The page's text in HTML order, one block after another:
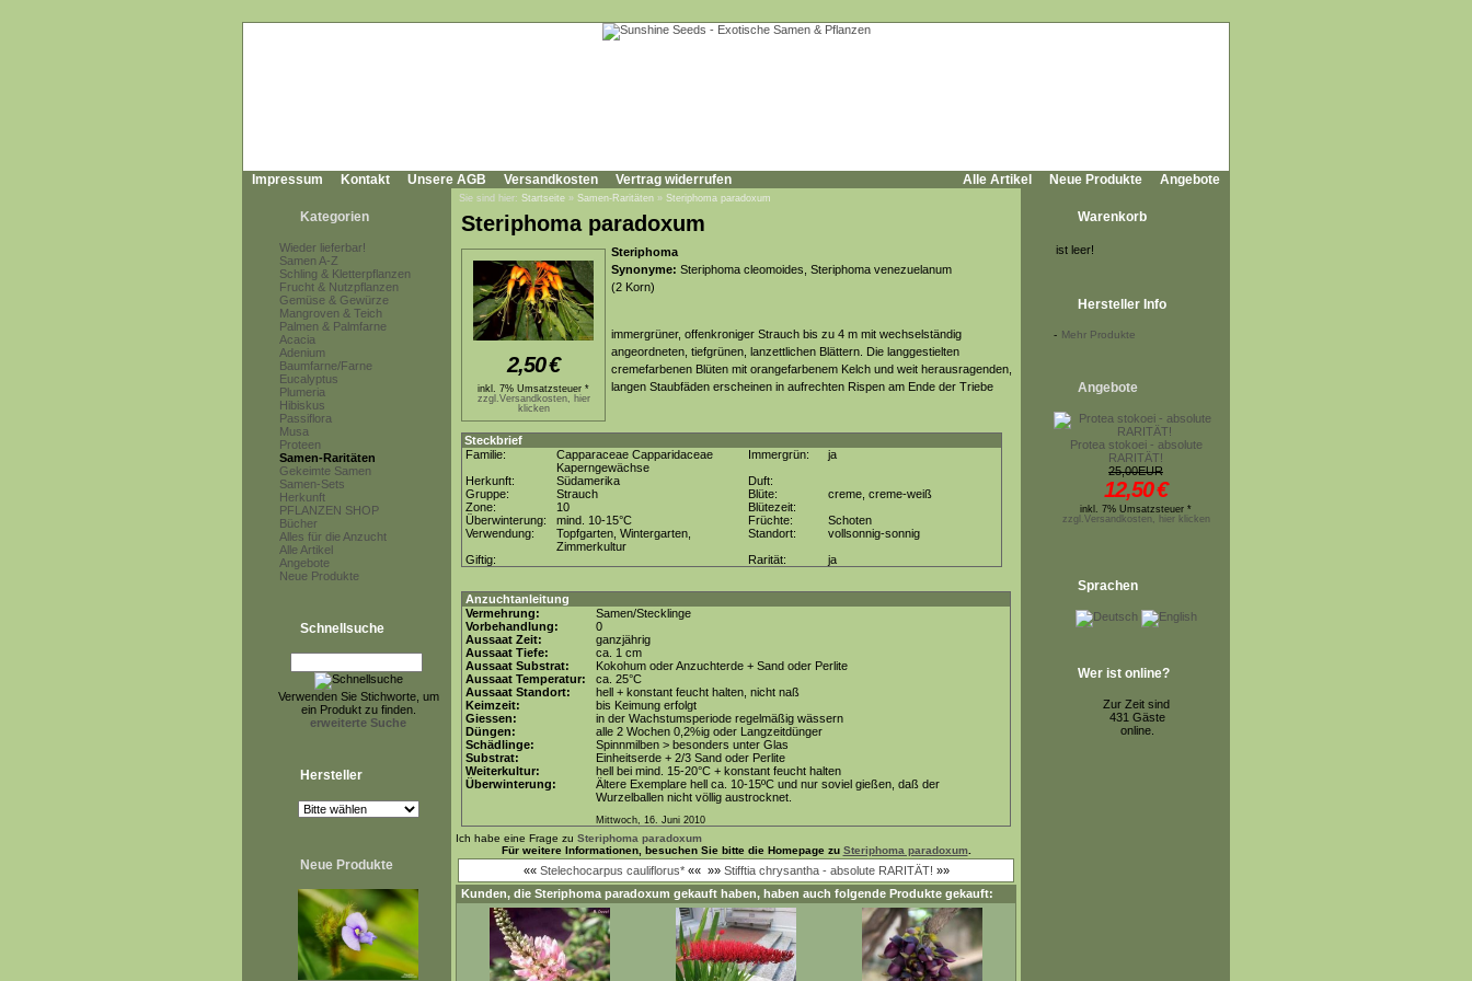
Impressum Kontakt Unsere AGB Versandkosten Vertrag widerrufen Alle Artikel Neue Produkte Angebote
Kategorien
Wieder lieferbar!
Samen A-Z
Schling & Kletterpflanzen
Frucht & Nutzpflanzen
Gemüse & Gewürze
Mangroven & Teich
Palmen & Palmfarne
Acacia
Adenium
Baumfarne/Farne
Eucalyptus
Plumeria
Hibiskus
Passiflora
Musa
Proteen
Samen-Raritäten
Gekeimte Samen
Samen-Sets
Herkunft
PFLANZEN SHOP
Bücher
Alles für die Anzucht
Alle Artikel
Angebote
Neue Produkte
Schnellsuche
Verwenden Sie Stichworte, um
ein Produkt zu finden.
erweiterte Suche
Hersteller
Neue Produkte
Sie sind hier: Startseite » Samen-Raritäten » Steriphoma paradoxum
Steriphoma paradoxum
2,50€
inkl. 7% Umsatzsteuer *
zzgl.Versandkosten, hier
klicken
Steriphoma
Synonyme: Steriphoma cleomoides, Steriphoma venezuelanum
(2 Korn)
immergrüner, offenkroniger Strauch bis zu 4 m mit wechselständig
angeordneten, tiefgrünen, lanzettlichen Blättern. Die langgestielten
cremefarbenen Blüten mit orangefarbenem Kelch und weit herausragenden,
langen Staubfäden erscheinen in aufrechten Rispen am Ende der Triebe
Steckbrief
Familie:
Capparaceae Capparidaceae
Kaperngewächse
Immergrün:
ja
Herkunft:
Südamerika
Duft:
Gruppe:
Strauch Blüte:
creme, creme-weiß
Zone:
10
Blütezeit:
Überwinterung:
mind. 10-15°C Früchte:
Schoten
Verwendung:
Topfgarten, Wintergarten,
Zimmerkultur
Standort:
vollsonnig-sonnig
Giftig:
Rarität: ja
Anzuchtanleitung
Vermehrung:
Samen/Stecklinge
Vorbehandlung:
0
Aussaat Zeit:
ganzjährig
Aussaat Tiefe:
ca. 1 cm
Aussaat Substrat:
Kokohum oder Anzuchterde + Sand oder Perlite
Aussaat Temperatur:
ca. 25°C
Aussaat Standort:
hell + konstant feucht halten, nicht naß
Keimzeit:
bis Keimung erfolgt
Giessen:
in der Wachstumsperiode regelmäßig wässern
Düngen:
alle 2 Wochen 0,2%ig oder Langzeitdünger
Schädlinge:
Spinnmilben > besonders unter Glas
Substrat:
Einheitserde + 2/3 Sand oder Perlite
Weiterkultur:
hell bei mind. 15-20°C + konstant feucht halten
Überwinterung:
Ältere Exemplare hell ca. 10-15ºC und nur soviel gießen, daß der
Wurzelballen nicht völlig austrocknet.
Mittwoch, 16. Juni 2010
Ich habe eine Frage zu Steriphoma paradoxum
Für weitere Informationen, besuchen Sie bitte die Homepage zu Steriphoma paradoxum.
«« Stelechocarpus cauliflorus*«« »» Stifftia chrysantha - absolute RARITÄT! »»
Kunden, die Steriphoma paradoxum gekauft haben, haben auch folgende Produkte gekauft:
Warenkorb
ist leer!
Hersteller Info
- Mehr Produkte
Angebote
Protea stokoei - absolute
RARITÄT!
25,00EUR
12,50€
inkl. 7% Umsatzsteuer *
zzgl.Versandkosten, hier klicken
Sprachen
Wer ist online?
Zur Zeit sind
431 Gäste
online.